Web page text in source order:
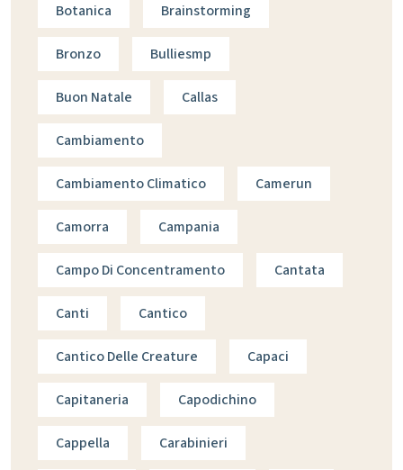
Botanica Brainstorming
Bronzo Bulliesmp
Buon Natale Callas
Cambiamento
Cambiamento Climatico Camerun
Camorra Campania
Campo Di Concentramento Cantata
Canti Cantico
Cantico Delle Creature Capaci
Capitaneria Capodichino
Cappella Carabinieri